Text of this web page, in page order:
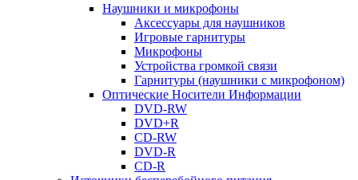
Наушники и микрофоны
Аксессуары для наушников
Игровые гарнитуры
Микрофоны
Устройства громкой связи
Гарнитуры (наушники с микрофоном)
Оптические Носители Информации
DVD-RW
DVD+R
CD-RW
DVD-R
CD-R